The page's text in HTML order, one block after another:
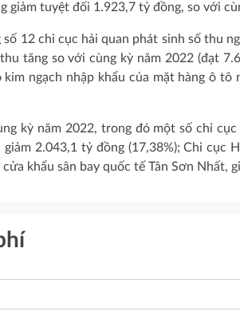
giảm tuyệt đối 1.923,7 tỷ đồng, so với
12 chi cục hải quan phát sinh số thu
tăng so với cùng kỳ năm 2022 (đạt
ngạch nhập khẩu của mặt hàng ô tô
kỳ năm 2022, trong đó một số chi
2.043,1 tỷ đồng (17,38%); Chi cục
khẩu sân bay quốc tế Tân Sơn Nhất,